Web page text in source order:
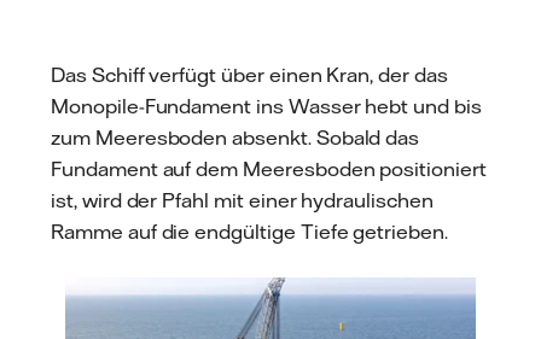
Das Schiff verfügt über einen Kran, der das
Monopile-Fundament ins Wasser hebt und bis
zum Meeresboden absenkt. Sobald das
Fundament auf dem Meeresboden positioniert
ist, wird der Pfahl mit einer hydraulischen
Ramme auf die endgültige Tiefe getrieben.